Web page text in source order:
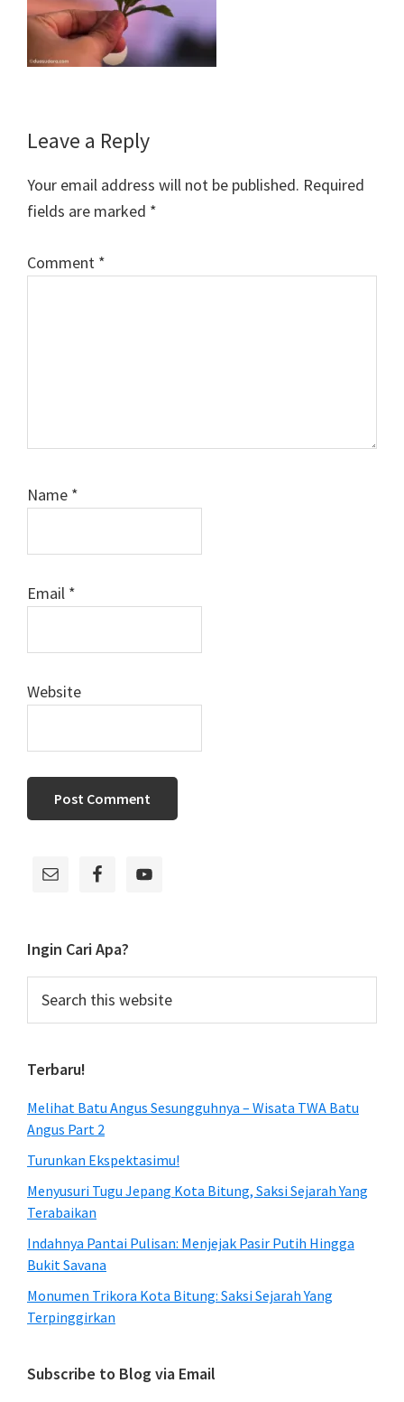
Reader
Interactions
Leave a Reply
Your email address will not be published. Required
fields are marked *
Comment *
Name *
Email *
Website
Primary
Ingin Cari Apa?
this
Terbaru!
Melihat Batu Angus Sesungguhnya – Wisata TWA Batu
Angus Part 2
Turunkan Ekspektasimu!
Menyusuri Tugu Jepang Kota Bitung, Saksi Sejarah Yang
Terabaikan
Indahnya Pantai Pulisan: Menjejak Pasir Putih Hingga
Bukit Savana
Monumen Trikora Kota Bitung: Saksi Sejarah Yang
Terpinggirkan
Subscribe to Blog via Email